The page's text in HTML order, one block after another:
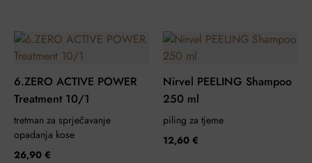
6.ZERO ACTIVE POWER
Treatment 10/1
tretman za sprječavanje
opadanja kose
26,90 €
Nirvel PEELING Shampoo
250 ml
piling za tjeme
12,60 €